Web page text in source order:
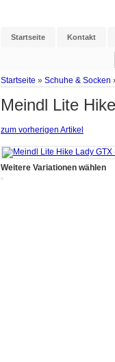
Startseite Kontakt
Startseite » Schuhe & Socken
Meindl Lite
zum vorherigen Artikel
Weitere Variationen wählen